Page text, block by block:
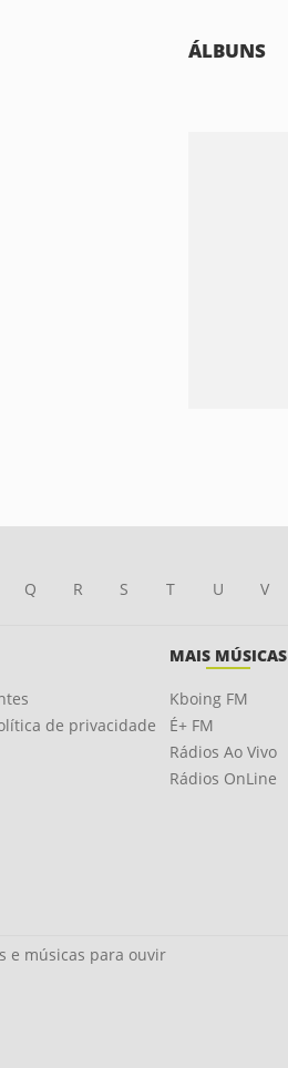
ÁLBUNS
Q R S T U V
de privacidade
MAIS MÚSICAS
Kboing FM
É+ FM
Rádios Ao Vivo
Rádios OnLine
e músicas para ouvir